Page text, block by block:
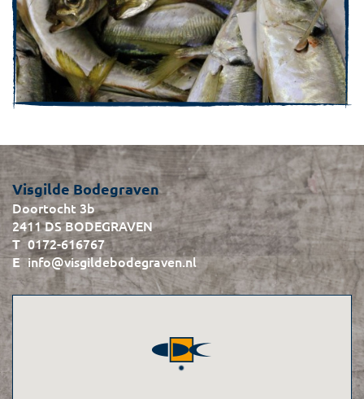
Visgilde Bodegraven
Doortocht 3b
2411 DS BODEGRAVEN
0172-616767
info@visgildebodegraven.nl